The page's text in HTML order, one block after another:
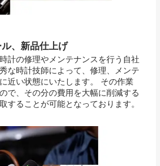
、新品仕上げ
計の修理やメンテナンスを行う自社
な時計技師によって、修理、メンテ
近い状態にいたします。 その作業
で、その分の費用を大幅に削減する
することが可能となっております。